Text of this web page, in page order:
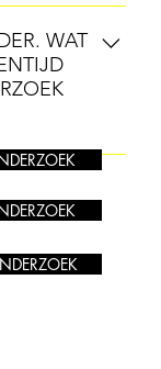
het kind/de
bij een
variatie in
te
ervaring
en
vaak
en weten
WAT
van een kind
uiterlijk, dan
op in de